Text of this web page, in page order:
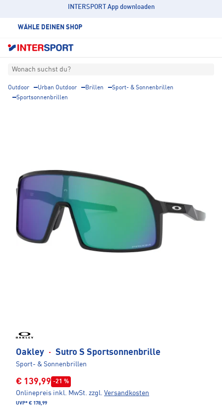
INTERSPORT App downloaden
WÄHLE DEINEN SHOP
Wonach suchst du?
Outdoor Urban Outdoor Brillen
Sport- & Sonnenbrillen
Sportsonnenbrillen
Oakley · Sutro S Sportsonnenbrille
Sport- & Sonnenbrillen
€ 139,99 -21 %
Onlinepreis inkl. MwSt. zzgl. Versandkosten
UVP* € 178,99